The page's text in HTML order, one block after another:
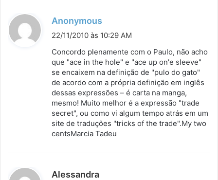
Anonymous
i
s
e
22/11/2010 às 10:29 AM
Concordo plenamente com o Paulo, não acho
que "ace in the hole" e "ace up on'e sleeve"
se encaixem na definição de "pulo do gato"
de acordo com a própria definição em inglês
dessas expressões – é carta na manga,
mesmo! Muito melhor é a expressão "trade
secret", ou como vi algum tempo atrás em um
site de traduções "tricks of the trade".My two
centsMarcia Tadeu
Alessandra